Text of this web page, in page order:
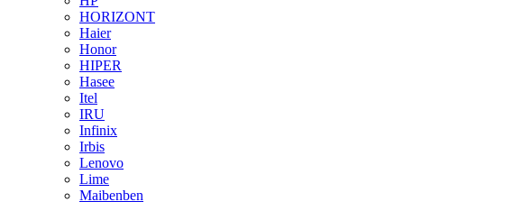
HORIZONT
Haier
Honor
HIPER
Hasee
Itel
IRU
Infinix
Irbis
Lenovo
Lime
Maibenben